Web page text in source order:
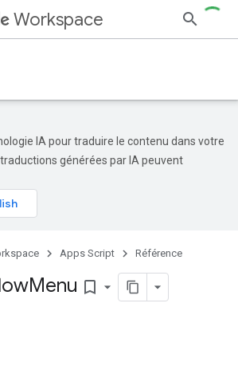
Workspace
IA pour traduire le contenu dans votre
générées par IA peuvent
Apps Script Référence
Menu bookmark_border